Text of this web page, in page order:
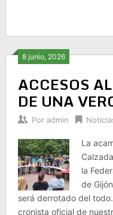
8 junio, 2026
ACCESOS
DE UNA
Por admin
La
la
de
será derrotado del
cronista oficial de